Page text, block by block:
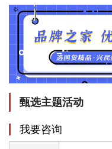
甄选主题活动
我要咨询